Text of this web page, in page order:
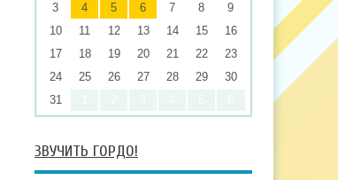
3
4 5 6 7 8
9
10
11 12 13 14 15
16
17
18 19 20 21 22
23
24
25 26 27 28 29
30
31
ЗВУЧИТЬ ГОРДО!